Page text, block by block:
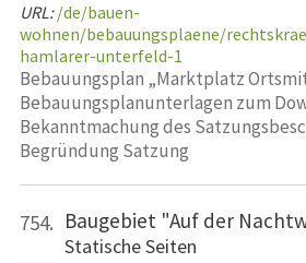
URL: /de/bauen-
wohnen/bebauungsplaene/
hamlarer-unterfeld-1
Bebauungsplan „Marktplatz
Bebauungsplanunterlagen zum
Bekanntmachung des
Begründung Satzung
754. Baugebiet "Auf der
Statische Seiten